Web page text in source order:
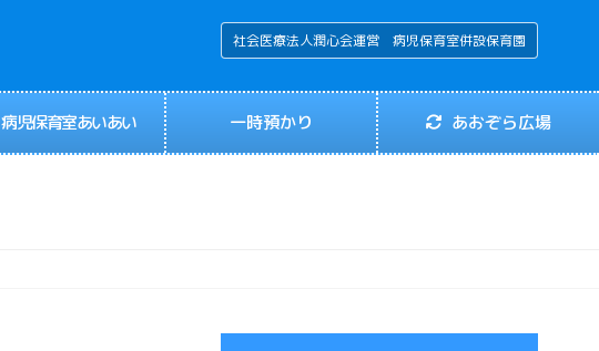
社会医療法人潤心会運営 病児保育室併設保育園
病児保育室あいあい 一時預かり あおぞら広場